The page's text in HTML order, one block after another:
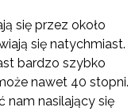
się przez około
się natychmiast.
bardzo szybko
nawet 40 stopni.
nam nasilający się